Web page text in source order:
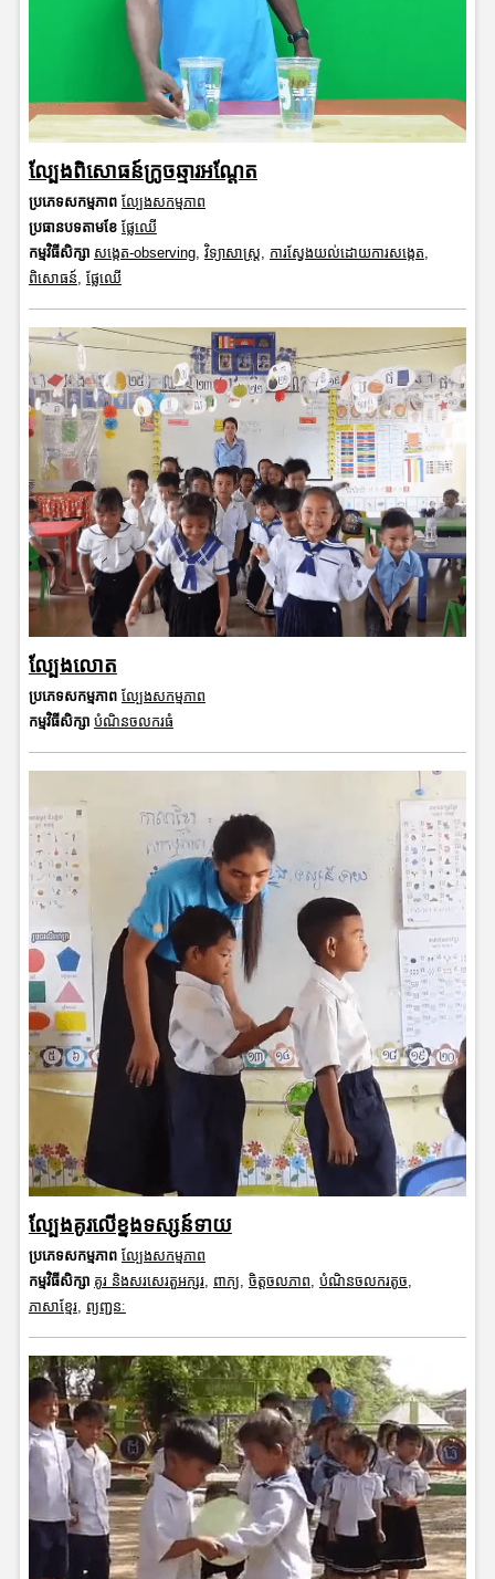
ល្បែងពិសោធន៍ក្រូចឆ្មារអណ្តែត
ប្រភេទសកម្មភាព ល្បែងសកម្មភាព
ប្រធានបទតាមខែ ផ្លែឈើ
កម្មវិធីសិក្សា សង្កេត-observing, វិទ្យាសាស្រ្ត ការស្វែងយល់ដោយការសង្កេត
ពិសោធន៍ ផ្លែឈើ
ល្បែងលោត
ប្រភេទសកម្មភាព ល្បែងសកម្មភាព
កម្មវិធីសិក្សា បំណិនចលករធំ
ល្បែងគូរលើខ្នងទស្សន៍ទាយ
ប្រភេទសកម្មភាព ល្បែងសកម្មភាព
កម្មវិធីសិក្សា គូរ និងសរសេរតួអក្សរ, ពាក្យ ចិត្តចលភាព បំណិនចលករតូច
ភាសាខ្មែរ, ព្យញ្ជនៈ